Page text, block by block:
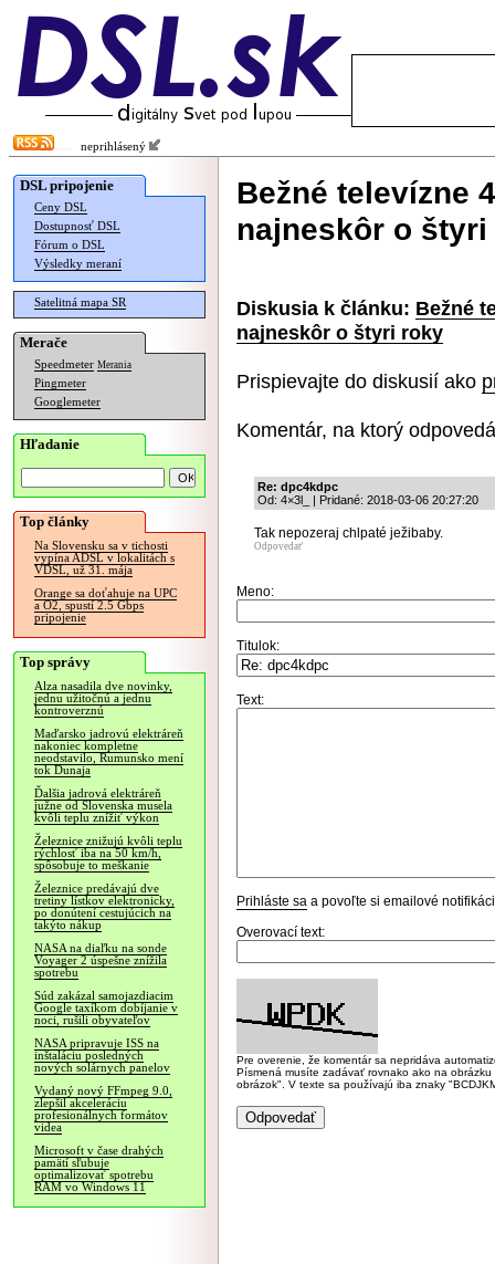
neprihlásený
DSL pripojenie
Ceny DSL
Dostupnosť DSL
Fórum o DSL
Výsledky meraní
Satelitná mapa SR
Merače
Speedmeter Merania
Pingmeter
Googlemeter
Hľadanie
Top články
Na Slovensku sa v tichosti
vypína ADSL v lokalitách s
VDSL, už 31. mája
Orange sa doťahuje na UPC
a O2, spustí 2.5 Gbps
pripojenie
Top správy
Alza nasadila dve novinky,
jednu užitočnú a jednu
kontroverznú
Maďarsko jadrovú elektráreň
nakoniec kompletne
neodstavilo, Rumunsko mení
tok Dunaja
Ďalšia jadrová elektráreň
južne od Slovenska musela
kvôli teplu znížiť výkon
Železnice znižujú kvôli teplu
rýchlosť iba na 50 km/h,
spôsobuje to meškanie
Železnice predávajú dve
tretiny lístkov elektronicky,
po donútení cestujúcich na
takýto nákup
NASA na diaľku na sonde
Voyager 2 úspešne znížila
spotrebu
Súd zakázal samojazdiacim
Google taxíkom dobíjanie v
noci, rušili obyvateľov
NASA pripravuje ISS na
inštaláciu posledných
nových solárnych panelov
Vydaný nový FFmpeg 9.0,
zlepšil akceleráciu
profesionálnych formátov
videa
Microsoft v čase drahých
pamätí sľubuje
optimalizovať spotrebu
RAM vo Windows 11
Bežné televízne
najneskôr o
Diskusia k článku: Bežné
najneskôr o štyri roky
Prispievajte do diskusií ako
Komentár, na ktorý
Re: dpc4kdpc
Od: 4×3l_ | Pridané: 2018-03-06 20:27:20
Tak nepozeraj chlpaté ježibaby.
Odpovedať
Meno:
Titulok:
Text:
Prihláste sa a povoľte si emailové
Overovací text:
Pre overenie, že komentár sa nepridáva
Písmená musíte zadávať rovnako ako na
obrázok". V texte sa používajú iba znaky